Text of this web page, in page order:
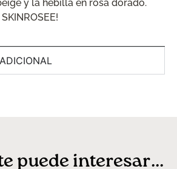
y la hebilla en rosa dorado.
puede interesar...